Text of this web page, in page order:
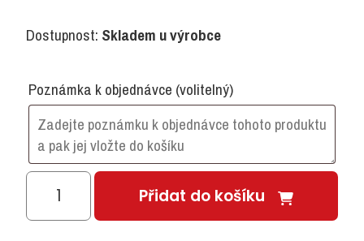
Dostupnost: Skladem u výrobce
Poznámka k objednávce (volitelný)
VOZÍK
Přidat do košíku